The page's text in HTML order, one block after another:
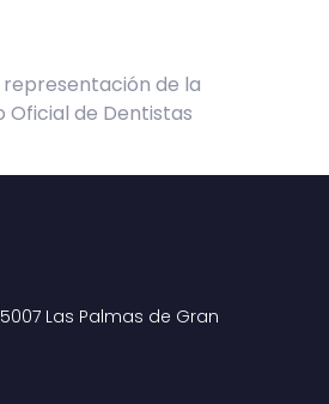
de la
Oficial de Dentistas
Las Palmas de Gran